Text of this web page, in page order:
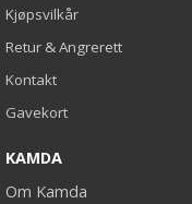
Kjøpsvilkår
Retur & Angrerett
Kontakt
Gavekort
KAMDA
Om Kamda